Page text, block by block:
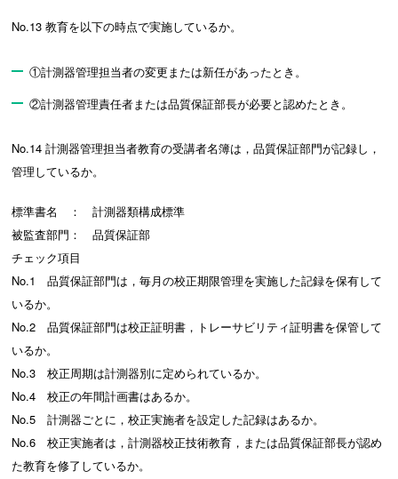
No.13 教育を以下の時点で実施しているか。
①計測器管理担当者の変更または新任があったとき。
②計測器管理責任者または品質保証部長が必要と認めたとき。
No.14 計測器管理担当者教育の受講者名簿は，品質保証部門が記録し，
管理しているか。
標準書名 ： 計測器類構成標準
被監査部門： 品質保証部
チェック項目
No.1 品質保証部門は，毎月の校正期限管理を実施した記録を保有して
いるか。
No.2 品質保証部門は校正証明書，トレーサビリティ証明書を保管して
いるか。
No.3 校正周期は計測器別に定められているか。
No.4 校正の年間計画書はあるか。
No.5 計測器ごとに，校正実施者を設定した記録はあるか。
No.6 校正実施者は，計測器校正技術教育，または品質保証部長が認め
た教育を修了しているか。